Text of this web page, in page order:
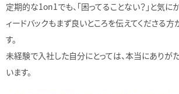
定期的な1on1でも、「困ってることない？」と気に
ィードバックもまず良いところを伝えてくださる
す。
未経験で入社した自分にとっては、本当にありが
います。